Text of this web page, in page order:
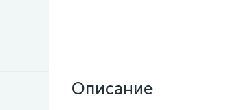
Описание